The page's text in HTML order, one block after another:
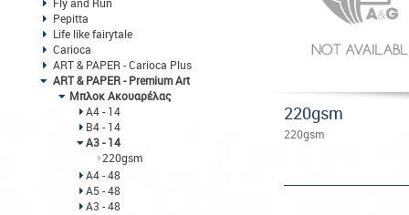
Pepitta
Life like fairytale
Carioca
ART & PAPER - Carioca Plus
ART & PAPER - Premium Art
Μπλοκ Ακουαρέλας
Α4 - 14
Β4 - 14
Α3 - 14
220gsm
Α4 - 48
Α5 - 48
Α3 - 48
220gsm
220gsm